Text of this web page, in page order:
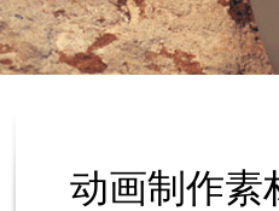
动画制作素